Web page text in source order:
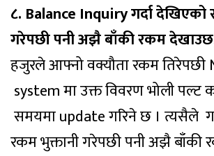
८. Balance Inquiry गर्दा देखिएको
गरेपछी पनी अझै बाँकी रकम
हजुरले आफ्नो वक्यौता रकम तिरेपछी
system मा उक्त विवरण भोली पल्ट
समयमा update गरिने छ । त्यसैले
रकम भुक्तानी गरेपछी पनी अझै बाँकी